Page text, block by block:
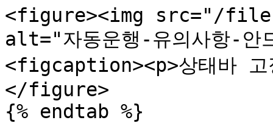
<figure><img src="/files/
alt="자동운행-유의사항-안
<figcaption><p>상태바
</figure>
{% endtab %}